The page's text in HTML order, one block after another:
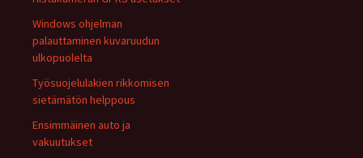
Windows ohjelman
palauttaminen kuvaruudun
ulkopuolelta
Työsuojelulakien rikkomisen
sietämätön helppous
Ensimmäinen auto ja
vakuutukset